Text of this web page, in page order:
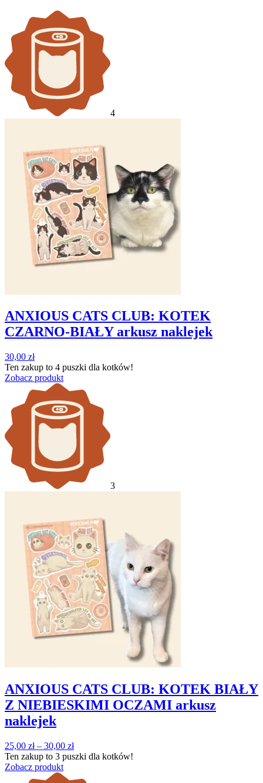
4
ANXIOUS CATS CLUB: KOTEK
CZARNO-BIAŁY arkusz naklejek
30,00 zł
Ten zakup to 4 puszki dla kotków!
Zobacz produkt
3
ANXIOUS CATS CLUB: KOTEK BIAŁY
Z NIEBIESKIMI OCZAMI arkusz
naklejek
25,00 zł – 30,00 złZakres
cen:
25,00 zł
Ten zakup to 3 puszki dla kotków!
Zobacz produkt